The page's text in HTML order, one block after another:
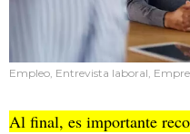
Empleo, Entrevista laboral,
Al final, es importante